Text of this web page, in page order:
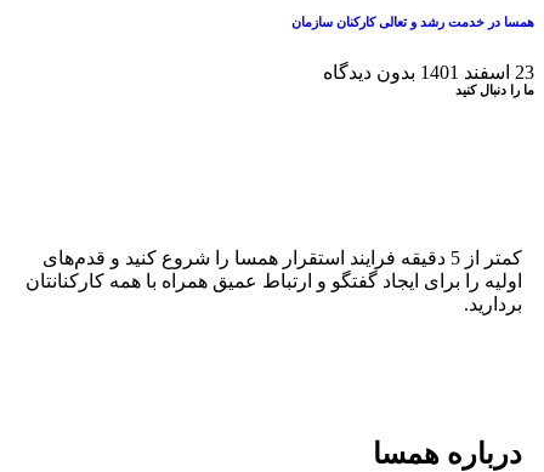
همسا در خدمت رشد و تعالی کارکنان سازمان
23 اسفند 1401 بدون دیدگاه
ما را دنبال کنید
کمتر از 5 دقیقه فرایند استقرار همسا را شروع کنید و قدم‌های
اولیه را برای ایجاد گفتگو و ارتباط عمیق همراه با همه کارکنانتان
بردارید.
درباره همسا